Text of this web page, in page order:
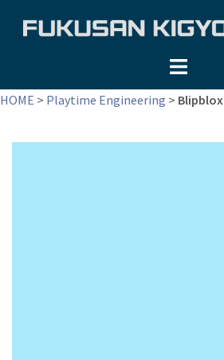
ツ
HOME > Playtime Engineering > Blipblox